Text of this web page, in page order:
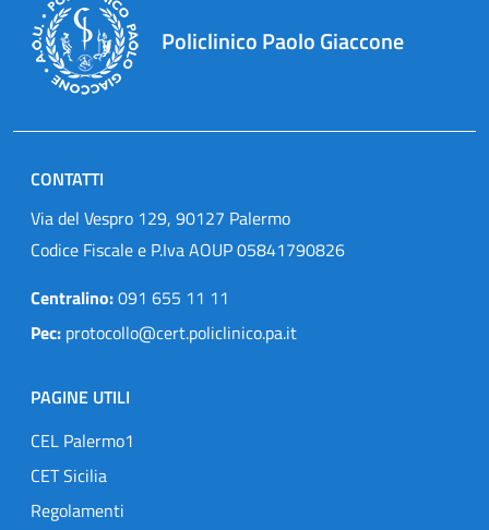
Policlinico Paolo Giaccone
CONTATTI
Via del Vespro 129, 90127 Palermo
Codice Fiscale e P.Iva AOUP 05841790826
Centralino:091 655 11 11
Pec: protocollo@cert.policlinico.pa.it
PAGINE UTILI
CEL Palermo1
CET Sicilia
Regolamenti